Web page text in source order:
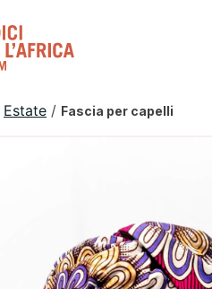
Estate / Fascia per capelli